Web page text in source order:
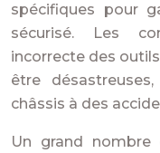
spécifiques pour
sécurisé. Les
incorrecte des
être
châssis à des
Un grand nombre